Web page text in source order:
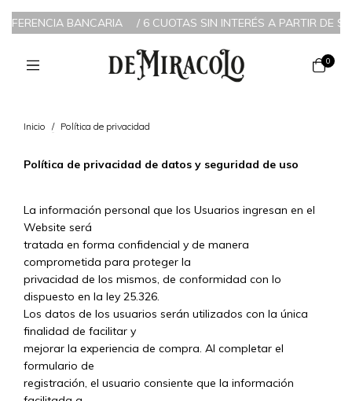
BANCARIA /6 CUOTAS SIN INTERÉS A PARTIR DE
0
Inicio / Política de privacidad
Política de privacidad de datos y seguridad de uso
La información personal que los Usuarios ingresan en el
Website será
tratada en forma confidencial y de manera
comprometida para proteger la
privacidad de los mismos, de conformidad con lo
dispuesto en la ley 25.326.
Los datos de los usuarios serán utilizados con la única
finalidad de facilitar y
mejorar la experiencia de compra. Al completar el
formulario de
registración, el usuario consiente que la información